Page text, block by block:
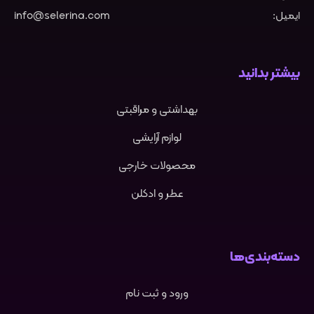
ایمیل:
info@selerina.com
بیشتر بدانید
بهداشتی و مراقبتی
لوازم آرایشی
محصولات خارجی
عطر و ادکلن
دسته‌بندی‌ها
ورود و ثبت نام